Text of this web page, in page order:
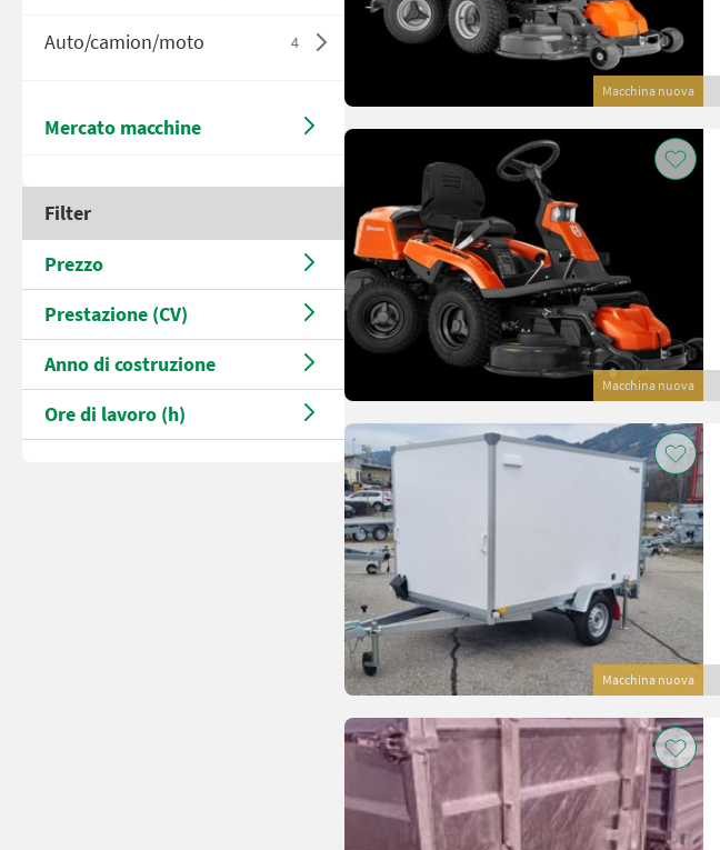
Auto/camion/moto 4
Mercato macchine
Filter
Prezzo
Prestazione (CV)
Anno di costruzione
Ore di lavoro (h)
Macchina nuova
Macchina nuova
Macchina nuova